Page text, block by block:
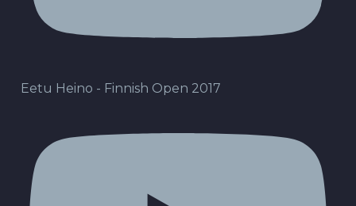
Eetu Heino - Finnish Open 2017